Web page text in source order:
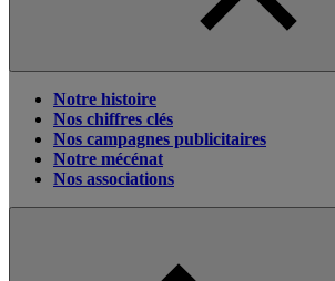
Notre histoire
Nos chiffres clés
Nos campagnes publicitaires
Notre mécénat
Nos associations